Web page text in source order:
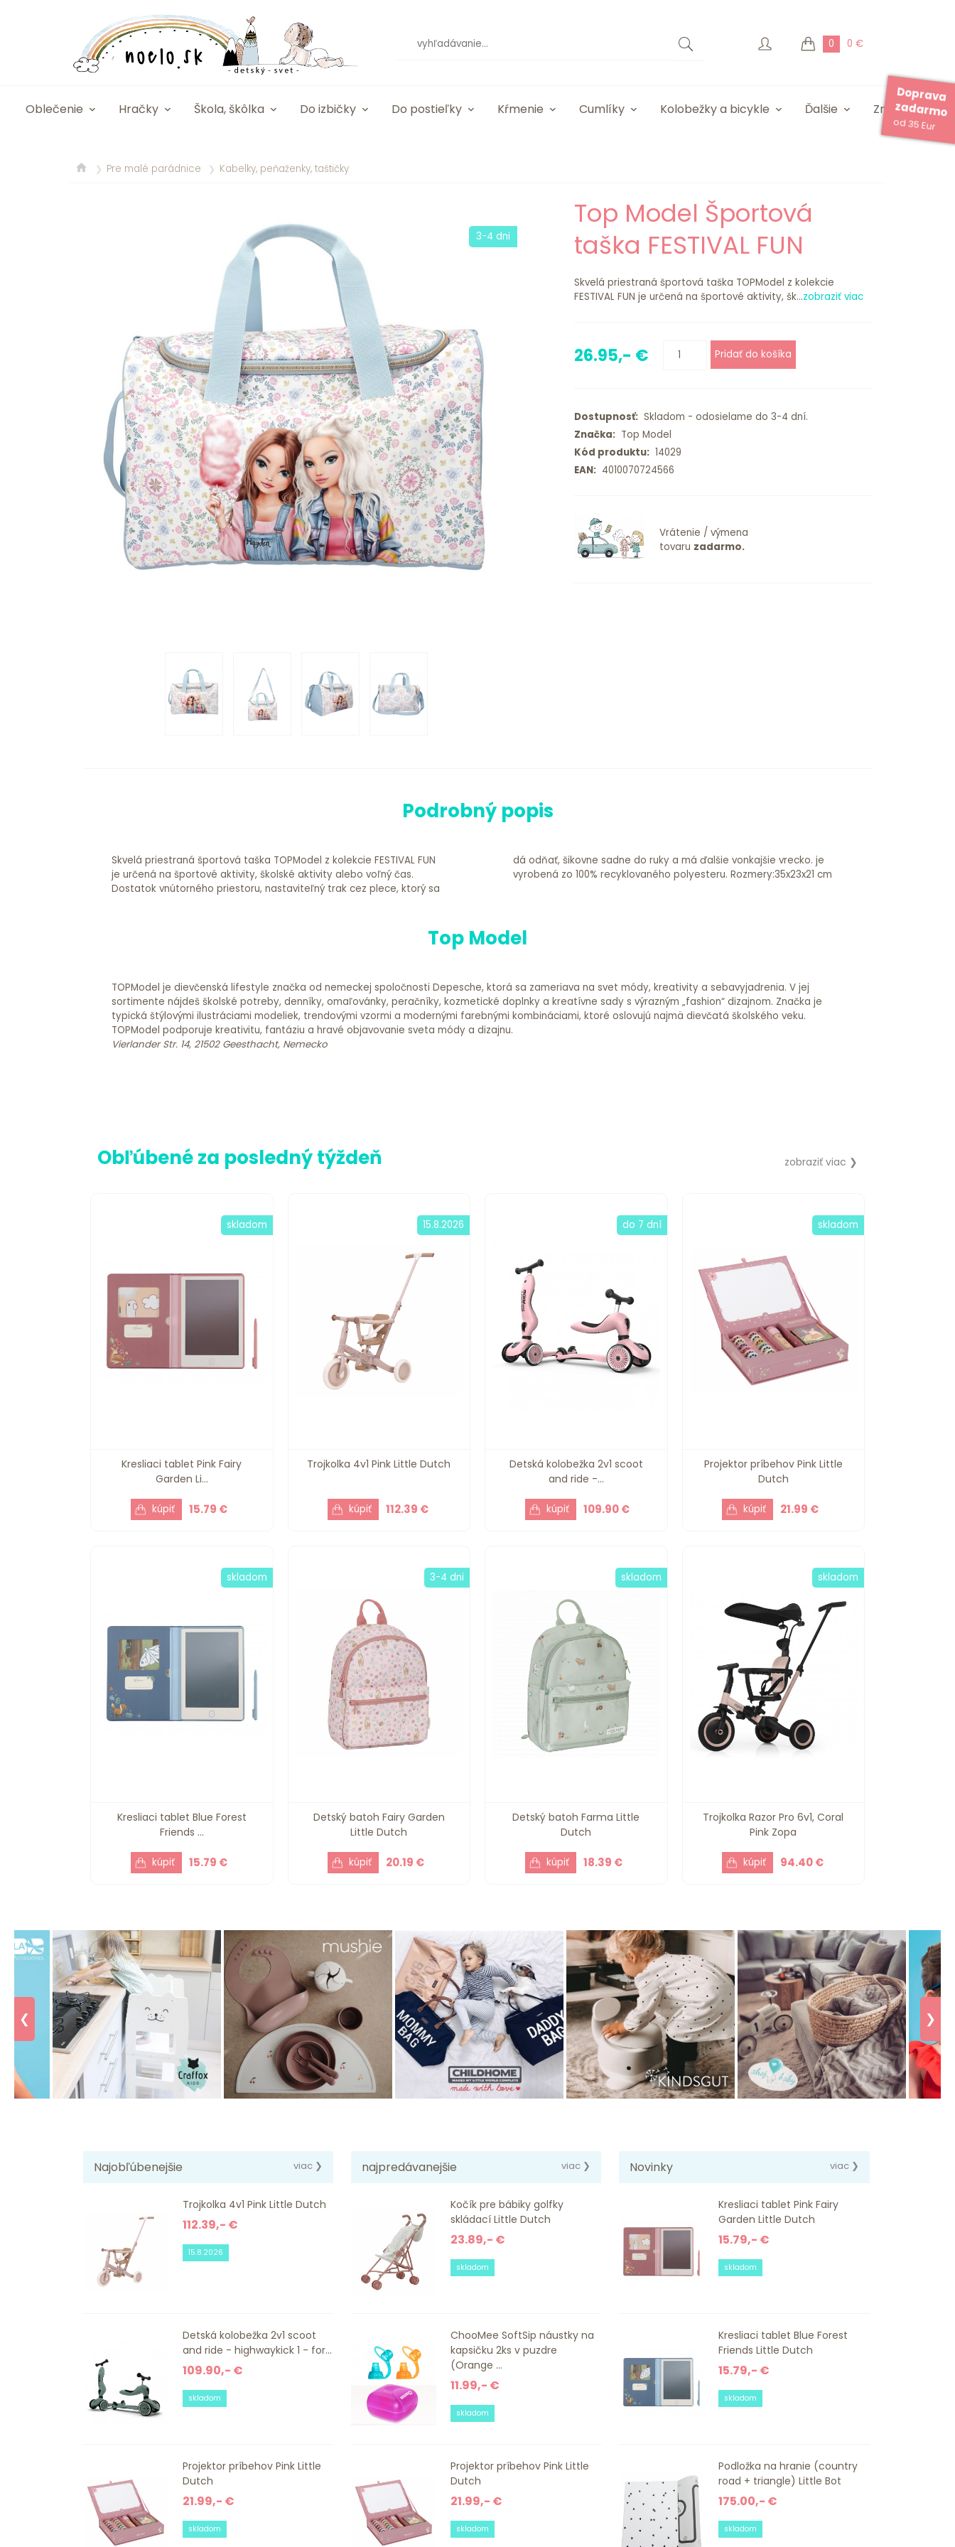
0 0 €
Doprava
zadarmo
od 35 Eur
Oblečenie Hračky Škola, škôlka Do izbičky Do postieľky Kŕmenie Cumlíky Kolobežky a bicykle Ďalšie Značky
❯ Pre malé parádnice ❯ Kabelky, peňaženky, taštičky
3-4 dni
Top Model Športová
taška FESTIVAL FUN
Skvelá priestraná športová taška TOPModel z kolekcie
FESTIVAL FUN je určená na športové aktivity, šk...zobraziť viac
26.95,- €
Dostupnosť:Skladom - odosielame do 3-4 dní.
Značka:Top Model
Kód produktu:14029
EAN:4010070724566
Vrátenie / výmena
tovaru zadarmo.
Podrobný popis
Skvelá priestraná športová taška TOPModel z kolekcie FESTIVAL FUN
je určená na športové aktivity, školské aktivity alebo voľný čas.
Dostatok vnútorného priestoru, nastaviteľný trak cez plece, ktorý sa
dá odňať, šikovne sadne do ruky a má ďalšie vonkajšie vrecko. je
vyrobená zo 100% recyklovaného polyesteru. Rozmery:35x23x21 cm
Top Model
TOPModel je dievčenská lifestyle značka od nemeckej spoločnosti Depesche, ktorá sa zameriava na svet módy, kreativity a sebavyjadrenia. V jej
sortimente nájdeš školské potreby, denníky, omaľovánky, peračníky, kozmetické doplnky a kreatívne sady s výrazným „fashion“ dizajnom. Značka je
typická štýlovými ilustráciami modeliek, trendovými vzormi a modernými farebnými kombináciami, ktoré oslovujú najmä dievčatá školského veku.
TOPModel podporuje kreativitu, fantáziu a hravé objavovanie sveta módy a dizajnu.
Vierlander Str. 14, 21502 Geesthacht, Nemecko
Obľúbené za posledný týždeň zobraziť viac ❯
Kresliaci tablet Pink Fairy
Garden Li...
15.79 €
skladom
Trojkolka 4v1 Pink Little Dutch
112.39 €
15.8.2026
Detská kolobežka 2v1 scoot
and ride -...
109.90 €
do 7 dní
Projektor príbehov Pink Little
Dutch
21.99 €
skladom
Kresliaci tablet Blue Forest
Friends ...
15.79 €
skladom
Detský batoh Fairy Garden
Little Dutch
20.19 €
3-4 dni
Detský batoh Farma Little
Dutch
18.39 €
skladom
Trojkolka Razor Pro 6v1, Coral
Pink Zopa
94.40 €
skladom
❮ ❯
Najobľúbenejšie viac ❯
Trojkolka 4v1 Pink Little Dutch
112.39,- €
15.8.2026
Detská kolobežka 2v1 scoot
and ride - highwaykick 1 - for...
109.90,- €
skladom
Projektor príbehov Pink Little
Dutch
21.99,- €
skladom
najpredávanejšie viac ❯
Kočík pre bábiky golfky
skládací Little Dutch
23.89,- €
skladom
ChooMee SoftSip náustky na
kapsičku 2ks v puzdre
(Orange ...
11.99,- €
skladom
Projektor príbehov Pink Little
Dutch
21.99,- €
skladom
Novinky viac ❯
Kresliaci tablet Pink Fairy
Garden Little Dutch
15.79,- €
skladom
Kresliaci tablet Blue Forest
Friends Little Dutch
15.79,- €
skladom
Podložka na hranie (country
road + triangle) Little Bot
175.00,- €
skladom